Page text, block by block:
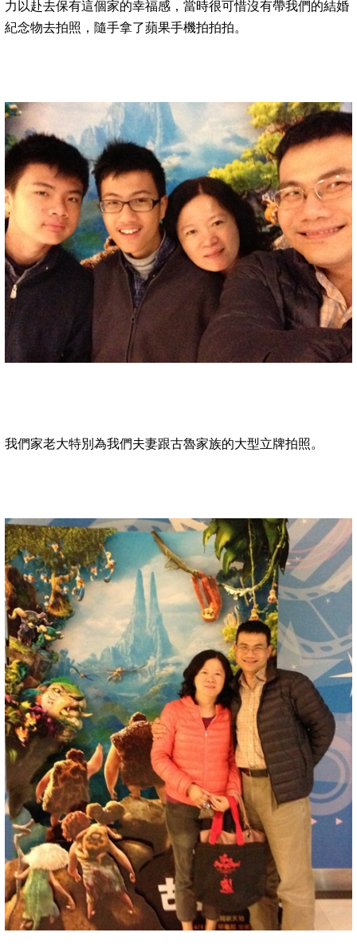
力以赴去保有這個家的幸福感，當時很可惜沒有帶我們的結婚
紀念物去拍照，隨手拿了蘋果手機拍拍拍。
我們家老大特別為我們夫妻跟古魯家族的大型立牌拍照。